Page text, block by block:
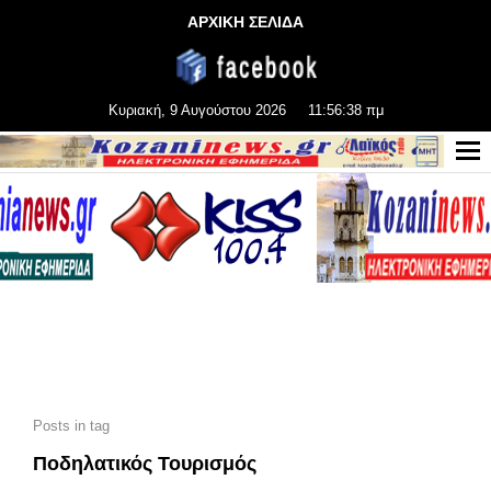
ΑΡΧΙΚΗ ΣΕΛΙΔΑ
Κυριακή, 9 Αυγούστου 2026 11:56:39 πμ
Posts in tag
Ποδηλατικός Τουρισμός